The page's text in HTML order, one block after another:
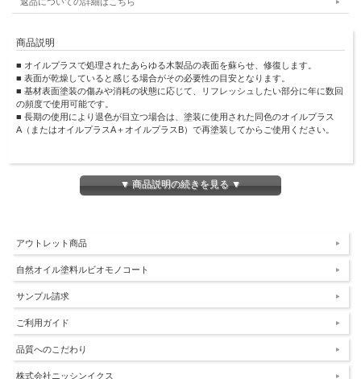
商品説明
■ オイルプラスで処理されたあらゆる木製品の表面を蘇らせ、修復します。
■ 表面が乾燥していると感じる場合がその必要性の目安となります。
■ 基材表面塗装の傷みや消耗の状態に応じて、リフレッシュしたい部分に年に数回
の頻度で使用可能です。
■ 長期の使用により退色が目立つ場合は、塗装に使用された同色のオイルプラス
A（またはオイルプラスA＋オイルプラスB）で再塗装してからご使用ください。
主成分：植物油、天然ワックス、非芳香族炭化水素
VOC（揮発性有機化合物）含有量：０ｇ/Ｌ（０％）
■1.サーフェイスケアを表面にスプレーして、乾いた布で拭き取って汚れを落と
し、その後乾燥させてください。
■2.処理する表面にリフレッシュエコを少量スプレーします。
■3.乾いた布で木目方向（木材の繊維の方向）に塗り広げます。
※使用される布はマイクロファイバークロスが適しています。
■4.歩行可能となるまで、または表面にお手を触れる前、1時間以上乾燥させてくだ
さい。
〇使用上の注意
■1.年に2回以上の高い頻度でご使用いただくと、滑りやすくなる可能性が高くなる
▼ 商品説明の続きを見る ▼
アウトレット商品
自然オイル塗料ルビオモノコート
サンプル請求
ご利用ガイド
品質へのこだわり
株式会社ニッシンイクス